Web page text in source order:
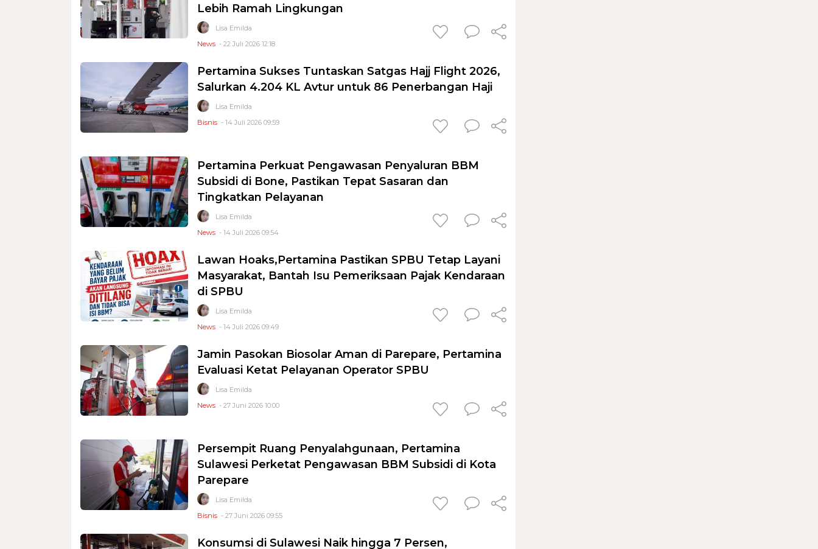
Lebih Ramah Lingkungan
Lisa Emilda
News - 22 Juli 2026 12:18
Pertamina Sukses Tuntaskan Satgas Hajj Flight 2026,
Salurkan 4.204 KL Avtur untuk 86 Penerbangan Haji
Lisa Emilda
Bisnis - 14 Juli 2026 09:59
Pertamina Perkuat Pengawasan Penyaluran BBM
Subsidi di Bone, Pastikan Tepat Sasaran dan
Tingkatkan Pelayanan
Lisa Emilda
News - 14 Juli 2026 09:54
Lawan Hoaks,Pertamina Pastikan SPBU Tetap Layani
Masyarakat, Bantah Isu Pemeriksaan Pajak Kendaraan
di SPBU
Lisa Emilda
News - 14 Juli 2026 09:49
Jamin Pasokan Biosolar Aman di Parepare, Pertamina
Evaluasi Ketat Pelayanan Operator SPBU
Lisa Emilda
News - 27 Juni 2026 10:00
Persempit Ruang Penyalahgunaan, Pertamina
Sulawesi Perketat Pengawasan BBM Subsidi di Kota
Parepare
Lisa Emilda
Bisnis - 27 Juni 2026 09:55
Konsumsi di Sulawesi Naik hingga 7 Persen,